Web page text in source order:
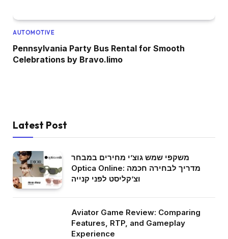
AUTOMOTIVE
Pennsylvania Party Bus Rental for Smooth
Celebrations by Bravo.limo
Latest Post
משקפי שמש גוצ’י מחירים במבחר
Optica Online: מדריך לבחירה חכמה
וצ’קליסט לפני קנייה
Aviator Game Review: Comparing
Features, RTP, and Gameplay
Experience